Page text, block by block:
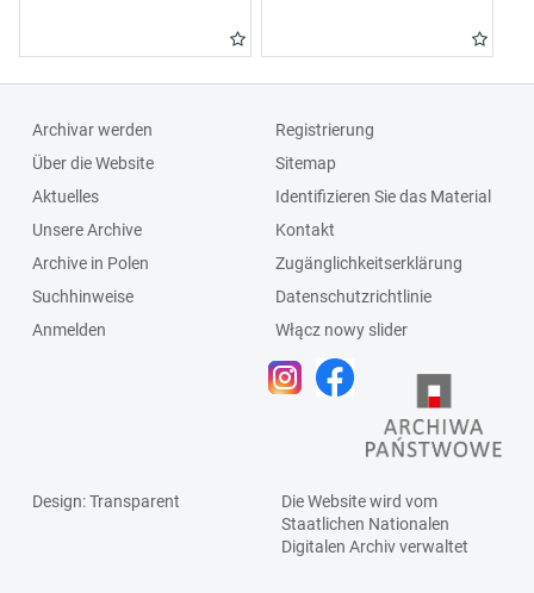
Archivar werden
Über die Website
Aktuelles
Unsere Archive
Archive in Polen
Suchhinweise
Anmelden
Registrierung
Sitemap
Identifizieren Sie das Material
Kontakt
Zugänglichkeitserklärung
Datenschutzrichtlinie
Włącz nowy slider
Design: Transparent
Die Website wird vom
Staatlichen Nationalen
Digitalen Archivverwaltet